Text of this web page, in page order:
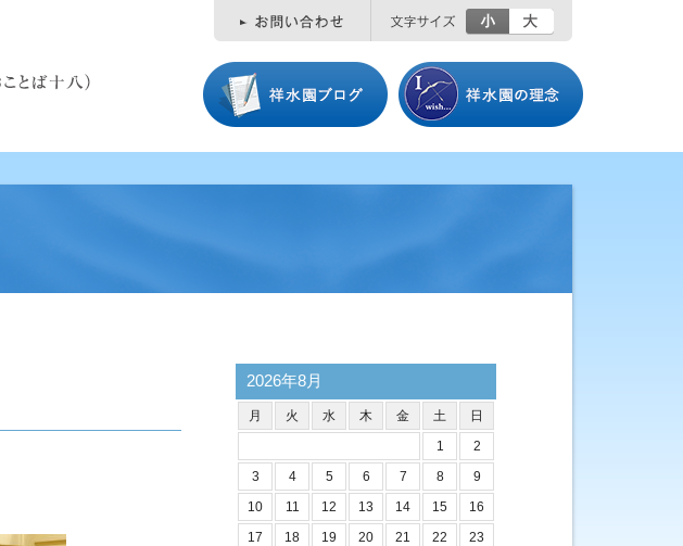
小
2026年8月
月 火 水 木 金 土
日
1
2
3
4 5 6 7 8
9
10
11 12 13 14 15
16
17
18 19 20 21 22
23